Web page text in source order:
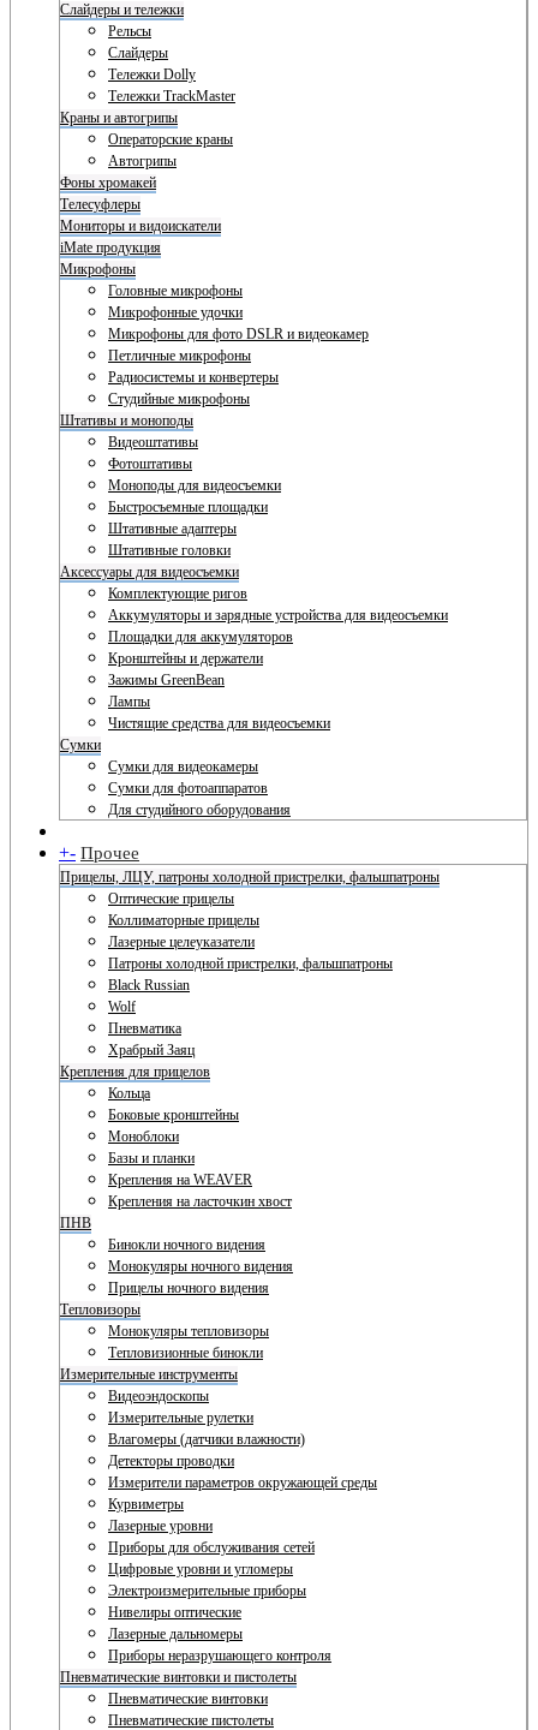
Слайдеры и тележки
Рельсы
Слайдеры
Тележки Dolly
Тележки TrackMaster
Краны и автогрипы
Операторские краны
Автогрипы
Фоны хромакей
Телесуфлеры
Мониторы и видоискатели
iMate продукция
Микрофоны
Головные микрофоны
Микрофонные удочки
Микрофоны для фото DSLR и видеокамер
Петличные микрофоны
Радиосистемы и конвертеры
Студийные микрофоны
Штативы и моноподы
Видеоштативы
Фотоштативы
Моноподы для видеосъемки
Быстросъемные площадки
Штативные адаптеры
Штативные головки
Аксессуары для видеосъемки
Комплектующие ригов
Аккумуляторы и зарядные устройства для видеосъемки
Площадки для аккумуляторов
Кронштейны и держатели
Зажимы GreenBean
Лампы
Чистящие средства для видеосъемки
Сумки
Сумки для видеокамеры
Сумки для фотоаппаратов
Для студийного оборудования
+- Прочее
Прицелы, ЛЦУ, патроны холодной пристрелки, фальшпатроны
Оптические прицелы
Коллиматорные прицелы
Лазерные целеуказатели
Патроны холодной пристрелки, фальшпатроны
Black Russian
Wolf
Пневматика
Храбрый Заяц
Крепления для прицелов
Кольца
Боковые кронштейны
Моноблоки
Базы и планки
Крепления на WEAVER
Крепления на ласточкин хвост
ПНВ
Бинокли ночного видения
Монокуляры ночного видения
Прицелы ночного видения
Тепловизоры
Монокуляры тепловизоры
Тепловизионные бинокли
Измерительные инструменты
Видеоэндоскопы
Измерительные рулетки
Влагомеры (датчики влажности)
Детекторы проводки
Измерители параметров окружающей среды
Курвиметры
Лазерные уровни
Приборы для обслуживания сетей
Цифровые уровни и угломеры
Электроизмерительные приборы
Нивелиры оптические
Лазерные дальномеры
Приборы неразрушающего контроля
Пневматические винтовки и пистолеты
Пневматические винтовки
Пневматические пистолеты